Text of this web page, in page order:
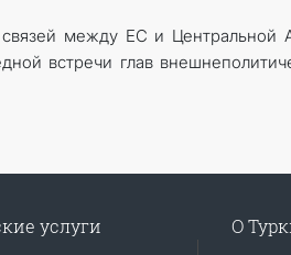
между ЕС и Центральной
встречи глав
услуги О